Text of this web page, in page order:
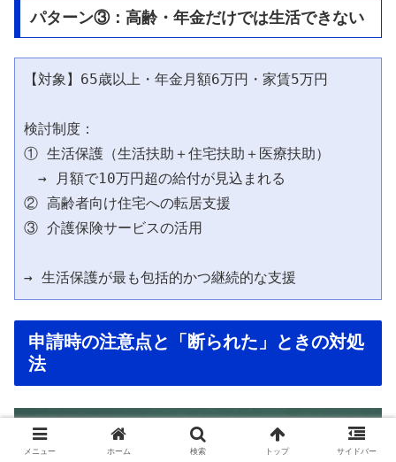
パターン③：高齢・年金だけでは生活できない
【対象】65歳以上・年金月額6万円・家賃5万円
検討制度：
① 生活保護（生活扶助＋住宅扶助＋医療扶助）
→ 月額で10万円超の給付が見込まれる
② 高齢者向け住宅への転居支援
③ 介護保険サービスの活用
申請時の注意点と「断られた」ときの対処
法
メニュー ホーム 検索 トップ サイドバー